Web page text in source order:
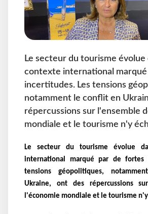
Le secteur du tourisme évolue
contexte international
incertitudes. Les tensions
notamment le conflit en
répercussions sur l'ensemble
mondiale et le tourisme n'y
Le secteur du tourisme évolue
international marqué par de fortes
tensions géopolitiques,
Ukraine, ont des répercussions
l'économie mondiale et le tourisme n'y